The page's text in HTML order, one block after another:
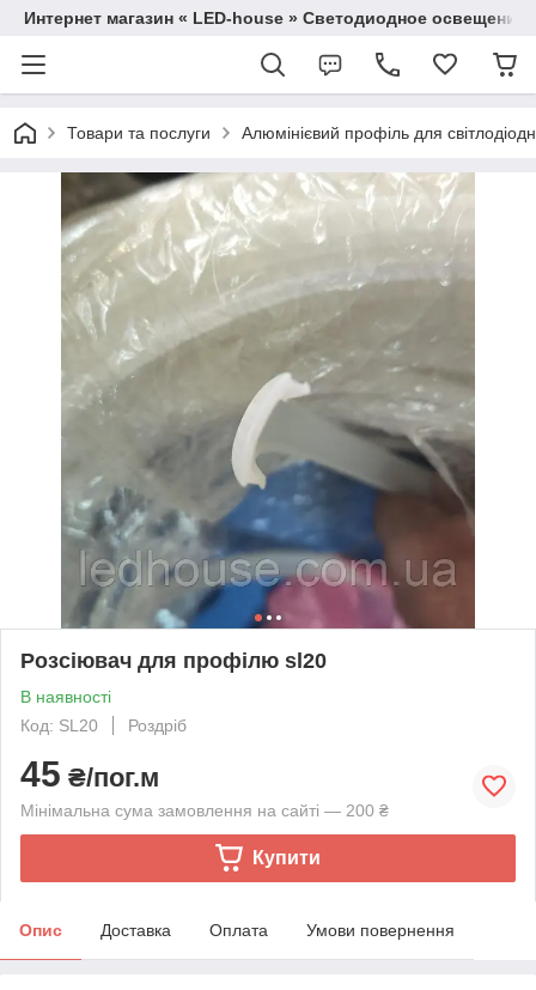
Интернет магазин « LED-house » Светодиодное освещение
Товари та послуги Алюмінієвий профіль для
Розсіювач для профілю sl20
В наявності
Код: SL20
Роздріб
45 ₴/пог.м
Мінімальна сума замовлення на сайті — 200 ₴
Купити
Опис Доставка Оплата Умови повернення